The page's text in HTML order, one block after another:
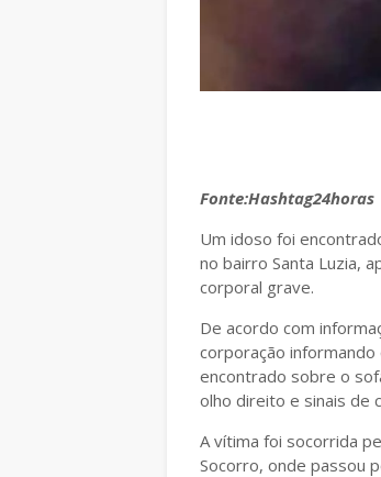
Fonte:Hashtag24horas
Um idoso foi
no bairro Santa Luzia,
corporal grave.
De acordo com
corporação informando
encontrado sobre o
olho direito e sinais de
A vítima foi socorrida
Socorro, onde passou